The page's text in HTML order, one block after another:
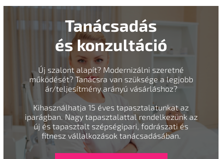
Tanácsadás
és konzultáció
Új szalont alapít? Modernizálni szeretné
működését? Tanácsra van szüksége a legjobb
ár/teljesítmény arányú vásárláshoz?
Kihasználhatja 15 éves tapasztalatunkat az
iparágban. Nagy tapasztalattal rendelkezünk az
új és tapasztalt szépségipari, fodrászati és
fitnesz vállalkozások tanácsadásában.